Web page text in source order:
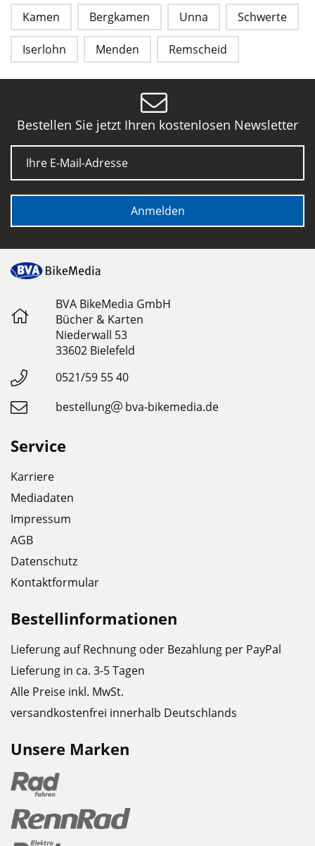
Kamen Bergkamen Unna Schwerte
Iserlohn Menden Remscheid
Bestellen Sie jetzt Ihren kostenlosen Newsletter
E-Mail
Anmelden
BVA BikeMedia GmbH
Bücher & Karten
Niederwall 53
33602 Bielefeld
0521/59 55 40
bestellung
bva-bikemedia.de
Service
Karriere
Mediadaten
Impressum
AGB
Datenschutz
Kontaktformular
Bestellinformationen
Lieferung auf Rechnung oder Bezahlung per PayPal
Lieferung in ca. 3-5 Tagen
Alle Preise inkl. MwSt.
versandkostenfrei innerhalb Deutschlands
Unsere Marken